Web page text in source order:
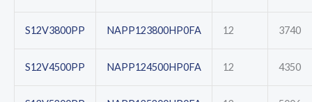
S12V3800PP NAPP123800HP0FA 12 3740
S12V4500PP NAPP124500HP0FA 12 4350